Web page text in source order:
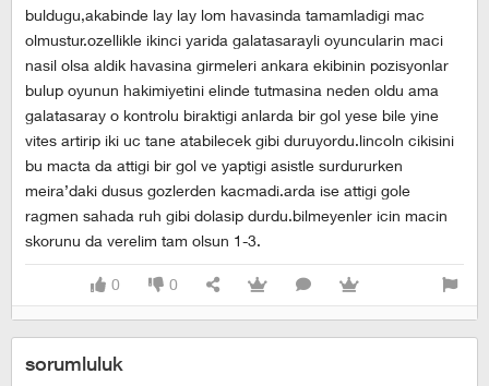
buldugu,akabinde lay lay lom havasinda tamamladigi mac
olmustur.ozellikle ikinci yarida galatasarayli oyuncularin maci
nasil olsa aldik havasina girmeleri ankara ekibinin pozisyonlar
bulup oyunun hakimiyetini elinde tutmasina neden oldu ama
galatasaray o kontrolu biraktigi anlarda bir gol yese bile yine
vites artirip iki uc tane atabilecek gibi duruyordu.lincoln cikisini
bu macta da attigi bir gol ve yaptigi asistle surdururken
meira’daki dusus gozlerden kacmadi.arda ise attigi gole
ragmen sahada ruh gibi dolasip durdu.bilmeyenler icin macin
skorunu da verelim tam olsun 1-3.
0 0
sorumluluk